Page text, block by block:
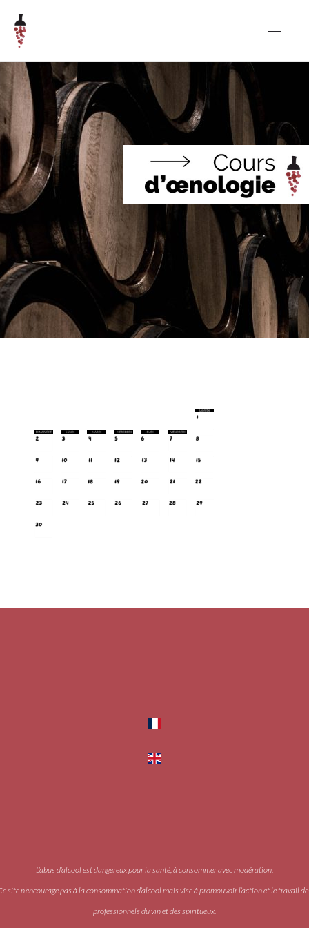
L’abus d’alcool est dangereux pour la santé, à consommer avec modération.
site n’encourage pas à la consommation d’alcool mais vise à promouvoir l’action et le travail
professionnels du vin et des spiritueux.